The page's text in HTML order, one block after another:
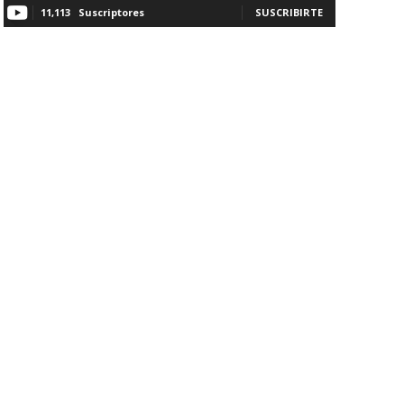
11,113 Suscriptores SUSCRIBIRTE